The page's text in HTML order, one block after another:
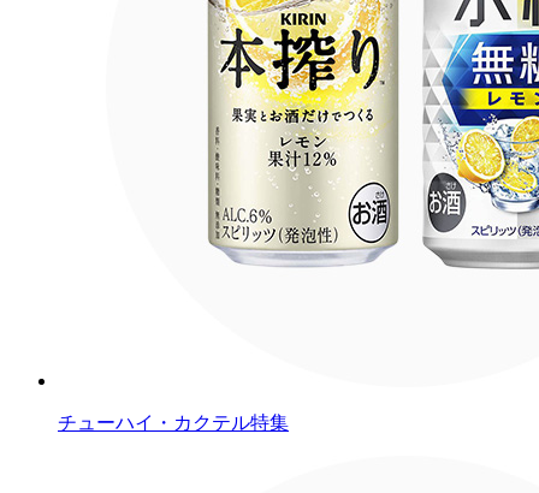
チューハイ・カクテル特集